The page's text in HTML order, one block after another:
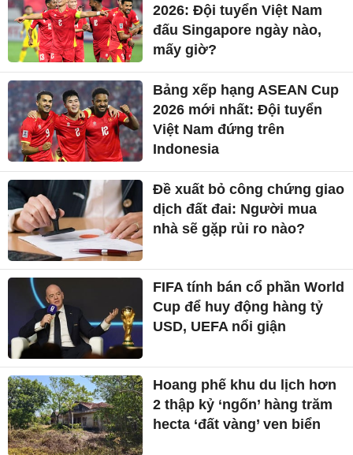
2026: Đội tuyển Việt Nam
đấu Singapore ngày nào,
mấy giờ?
Bảng xếp hạng ASEAN Cup
2026 mới nhất: Đội tuyển
Việt Nam đứng trên
Indonesia
Đề xuất bỏ công chứng giao
dịch đất đai: Người mua
nhà sẽ gặp rủi ro nào?
FIFA tính bán cổ phần World
Cup để huy động hàng tỷ
USD, UEFA nổi giận
Hoang phế khu du lịch hơn
2 thập kỷ ‘ngốn’ hàng trăm
hecta ‘đất vàng’ ven biển